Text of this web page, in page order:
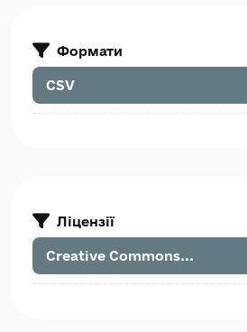
Формати
CSV
Ліцензії
Creative Commons...